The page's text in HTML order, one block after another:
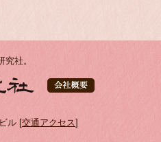
社。
ル [交通アクセス]